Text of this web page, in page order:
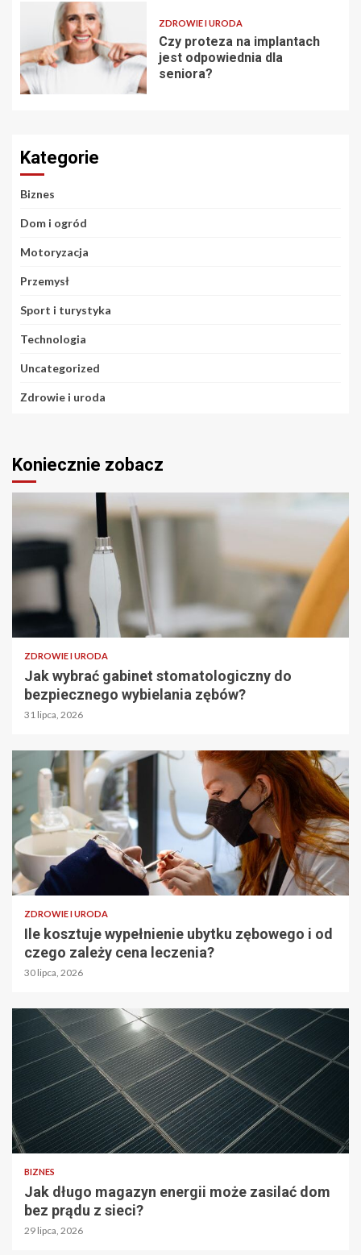
ZDROWIE I URODA
Czy proteza na implantach
jest odpowiednia dla
seniora?
Kategorie
Biznes
Dom i ogród
Motoryzacja
Przemysł
Sport i turystyka
Technologia
Uncategorized
Zdrowie i uroda
Koniecznie zobacz
ZDROWIE I URODA
Jak wybrać gabinet stomatologiczny do
bezpiecznego wybielania zębów?
31 lipca, 2026
ZDROWIE I URODA
Ile kosztuje wypełnienie ubytku zębowego i od
czego zależy cena leczenia?
30 lipca, 2026
BIZNES
Jak długo magazyn energii może zasilać dom
bez prądu z sieci?
29 lipca, 2026